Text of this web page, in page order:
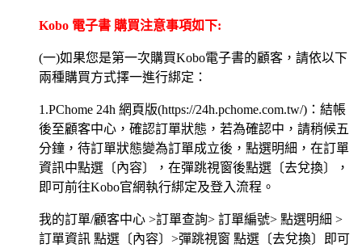
Kobo 電子書 購買注意事項如下:
(一)如果您是第一次購買Kobo電子書的顧客，請依以下
兩種購買方式擇一進行綁定：
1.PChome 24h 網頁版(https://24h.pchome.com.tw/)：結帳
後至顧客中心，確認訂單狀態，若為確認中，請稍候五
分鐘，待訂單狀態變為訂單成立後，點選明細，在訂單
資訊中點選〔內容〕，在彈跳視窗後點選〔去兌換〕，
即可前往Kobo官網執行綁定及登入流程。
我的訂單/顧客中心 >訂單查詢> 訂單編號> 點選明細 >
訂單資訊 點選〔內容〕>彈跳視窗 點選〔去兌換〕即可